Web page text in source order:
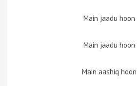
Main jaadu hoon
Main jaadu hoon
Main aashiq hoon